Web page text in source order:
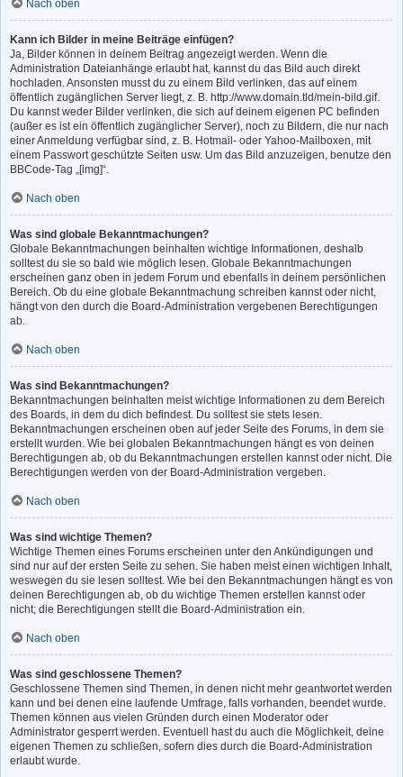
Nach oben
Kann ich Bilder in meine Beiträge einfügen?
Ja, Bilder können in deinem Beitrag angezeigt werden. Wenn die
Administration Dateianhänge erlaubt hat, kannst du das Bild auch direkt
hochladen. Ansonsten musst du zu einem Bild verlinken, das auf einem
öffentlich zugänglichen Server liegt, z. B. http://www.domain.tld/mein-bild.gif.
Du kannst weder Bilder verlinken, die sich auf deinem eigenen PC befinden
(außer es ist ein öffentlich zugänglicher Server), noch zu Bildern, die nur nach
einer Anmeldung verfügbar sind, z. B. Hotmail- oder Yahoo-Mailboxen, mit
einem Passwort geschützte Seiten usw. Um das Bild anzuzeigen, benutze den
BBCode-Tag „[img]“.
Nach oben
Was sind globale Bekanntmachungen?
Globale Bekanntmachungen beinhalten wichtige Informationen, deshalb
solltest du sie so bald wie möglich lesen. Globale Bekanntmachungen
erscheinen ganz oben in jedem Forum und ebenfalls in deinem persönlichen
Bereich. Ob du eine globale Bekanntmachung schreiben kannst oder nicht,
hängt von den durch die Board-Administration vergebenen Berechtigungen
ab.
Nach oben
Was sind Bekanntmachungen?
Bekanntmachungen beinhalten meist wichtige Informationen zu dem Bereich
des Boards, in dem du dich befindest. Du solltest sie stets lesen.
Bekanntmachungen erscheinen oben auf jeder Seite des Forums, in dem sie
erstellt wurden. Wie bei globalen Bekanntmachungen hängt es von deinen
Berechtigungen ab, ob du Bekanntmachungen erstellen kannst oder nicht. Die
Berechtigungen werden von der Board-Administration vergeben.
Nach oben
Was sind wichtige Themen?
Wichtige Themen eines Forums erscheinen unter den Ankündigungen und
sind nur auf der ersten Seite zu sehen. Sie haben meist einen wichtigen Inhalt,
weswegen du sie lesen solltest. Wie bei den Bekanntmachungen hängt es von
deinen Berechtigungen ab, ob du wichtige Themen erstellen kannst oder
nicht; die Berechtigungen stellt die Board-Administration ein.
Nach oben
Was sind geschlossene Themen?
Geschlossene Themen sind Themen, in denen nicht mehr geantwortet werden
kann und bei denen eine laufende Umfrage, falls vorhanden, beendet wurde.
Themen können aus vielen Gründen durch einen Moderator oder
Administrator gesperrt werden. Eventuell hast du auch die Möglichkeit, deine
eigenen Themen zu schließen, sofern dies durch die Board-Administration
erlaubt wurde.